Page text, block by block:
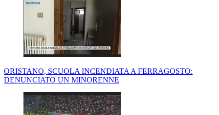
ORISTANO, SCUOLA INCENDIATA A FERRAGOSTO:
DENUNCIATO UN MINORENNE